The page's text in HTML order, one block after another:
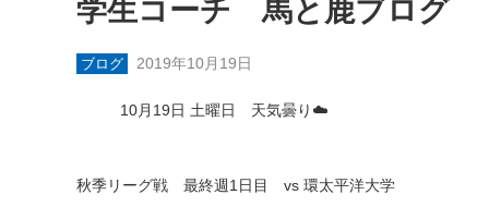
学生コーチ 馬と鹿ブログ
ブログ 2019年10月19日
月 19日 土曜日 天気曇り ☁️
秋季リーグ戦 最終週1日目 vs 環太平洋大学